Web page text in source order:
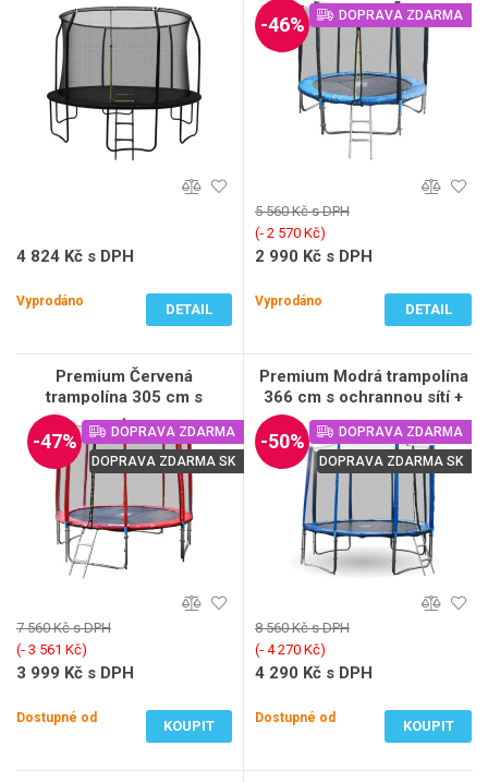
4 824 Kč s DPH
Vyprodáno
DETAIL
DOPRAVA ZDARMA
-46%
5 560 Kč s DPH
(‐ 2 570 Kč)
2 990 Kč s DPH
Vyprodáno
DETAIL
Premium Červená
trampolína 305 cm s
ochrannou sítí + žebřík +
krycí plachta
DOPRAVA ZDARMA
DOPRAVA ZDARMA SK
-47%
7 560 Kč s DPH
(‐ 3 561 Kč)
3 999 Kč s DPH
Dostupné od
KOUPIT
Premium Modrá trampolína
366 cm s ochrannou sítí +
žebřík + krycí plachta
DOPRAVA ZDARMA
DOPRAVA ZDARMA SK
-50%
8 560 Kč s DPH
(‐ 4 270 Kč)
4 290 Kč s DPH
Dostupné od
KOUPIT